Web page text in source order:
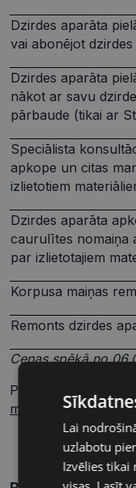
Dzirdes aparāta
vai abonējot
Dzirdes aparāta
nākot ar savu
pārbaude (tikai ar
Speciālista
apkope un citas
izlietotiem
Dzirdes aparāta
caurulītes nomaiņa
par izlietotajiem
Korpusa maiņas
Remonts dzirdes
Cenas spēkā no
Par dzirdes
maksā dzirdes
Lai
uzlabotu
Izvēlies tikai